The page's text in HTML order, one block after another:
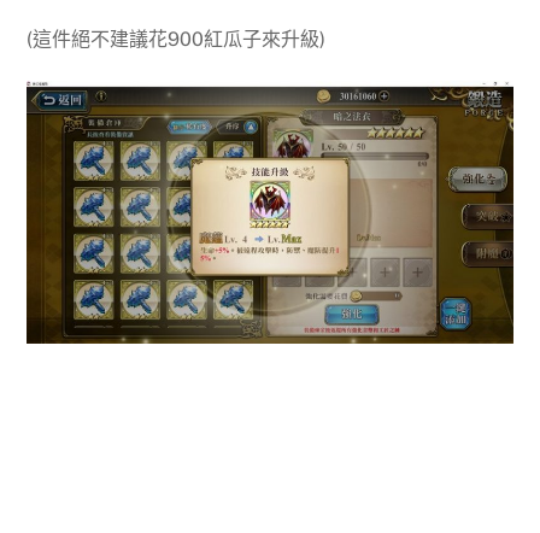
(這件絕不建議花900紅瓜子來升級)